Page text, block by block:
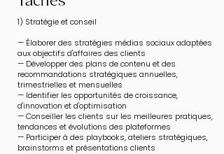
1) Stratégie et conseil
— Élaborer des stratégies médias sociaux adaptées
aux objectifs d'affaires des clients
— Développer des plans de contenu et des
recommandations stratégiques annuelles,
trimestrielles et mensuelles
— Identifier les opportunités de croissance,
d'innovation et d'optimisation
— Conseiller les clients sur les meilleures pratiques,
tendances et évolutions des plateformes
— Participer à des playbooks, ateliers stratégiques,
brainstorms et présentations clients